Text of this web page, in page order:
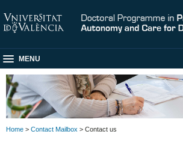
MENU
Home > Contact Mailbox > Contact us